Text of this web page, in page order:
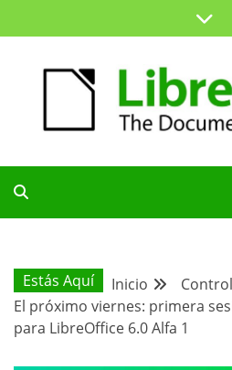
al
BLOG
HISPANA
Estás Aquí Inicio
El próximo viernes: primera
para LibreOffice 6.0 Alfa 1